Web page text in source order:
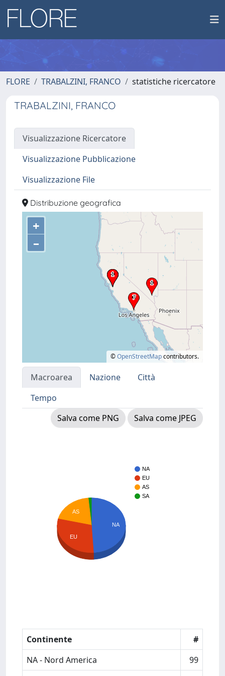
FLORE TRABALZINI, FRANCO statistiche ricercatore
TRABALZINI, FRANCO
Visualizzazione Ricercatore
Visualizzazione Pubblicazione
Visualizzazione File
Distribuzione geografica
+
–
©OpenStreetMapcontributors.
Macroarea Nazione
Città
Tempo
Salva come PNG
Salva come JPEG
NA
EU
AS
SA
NA
AS
EU
Continente
#
NA - Nord America
99